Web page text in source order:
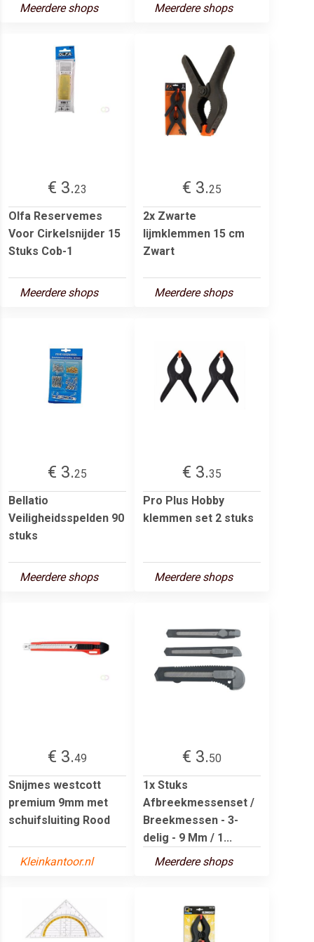
Meerdere shops Meerdere shops
€ 3.23
Olfa Reservemes
Voor Cirkelsnijder 15
Stuks Cob-1
Meerdere shops
€ 3.25
2x Zwarte
lijmklemmen 15 cm
Zwart
Meerdere shops
€ 3.25
Bellatio
Veiligheidsspelden 90
stuks
Meerdere shops
€ 3.35
Pro Plus Hobby
klemmen set 2 stuks
Meerdere shops
€ 3.49
Snijmes westcott
premium 9mm met
schuifsluiting Rood
Kleinkantoor.nl
€ 3.50
1x Stuks
Afbreekmessenset /
Breekmessen - 3-
delig - 9 Mm / 1...
Meerdere shops